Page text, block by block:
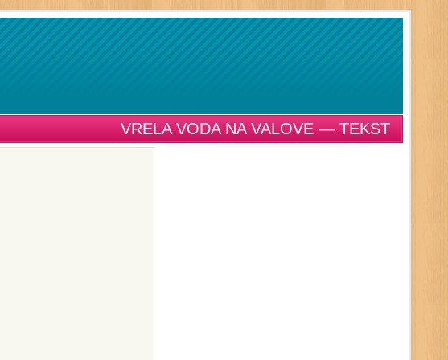
VRELA VODA NA VALOVE — TEKST